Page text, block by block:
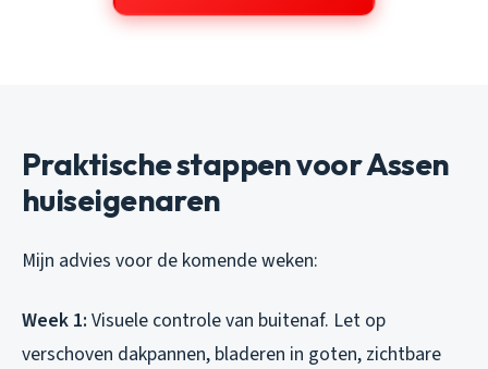
Praktische stappen voor Assen
huiseigenaren
Mijn advies voor de komende weken:
Week 1: Visuele controle van buitenaf. Let op
verschoven dakpannen, bladeren in goten, zichtbare